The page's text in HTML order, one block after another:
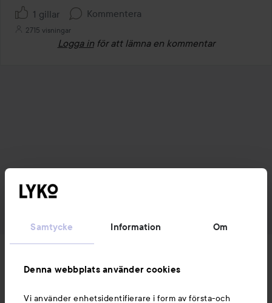
Samtycke Information Om
Denna webbplats använder cookies
Vi använder enhetsidentifierare i form av första-och
1 gillar Kommentera
2715 visningar
Logga in för att lämna en kommentar
Följ oss